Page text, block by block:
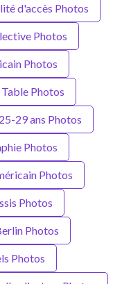
d'accès Photos
Photos
Photos
Table Photos
25-29 ans Photos
Photos
Photos
Photos
Photos
Photos